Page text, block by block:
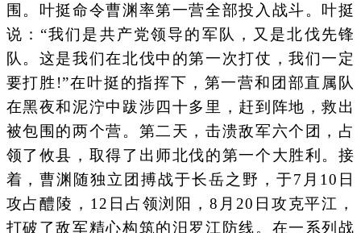
围。叶挺命令曹渊率第一营全部投入战斗。叶挺
说：“我们是共产党领导的军队，又是北伐先锋
队。这是我们在北伐中的第一次打仗，我们一定
要打胜!”在叶挺的指挥下，第一营和团部直属队
在黑夜和泥泞中跋涉四十多里，赶到阵地，救出
被包围的两个营。第二天，击溃敌军六个团，占
领了攸县，取得了出师北伐的第一个大胜利。接
着，曹渊随独立团搏战于长岳之野，于7月10日
攻占醴陵，12日占领浏阳，8月20日攻克平江，
打破了敌军精心构筑的汨罗江防线。在一系列战